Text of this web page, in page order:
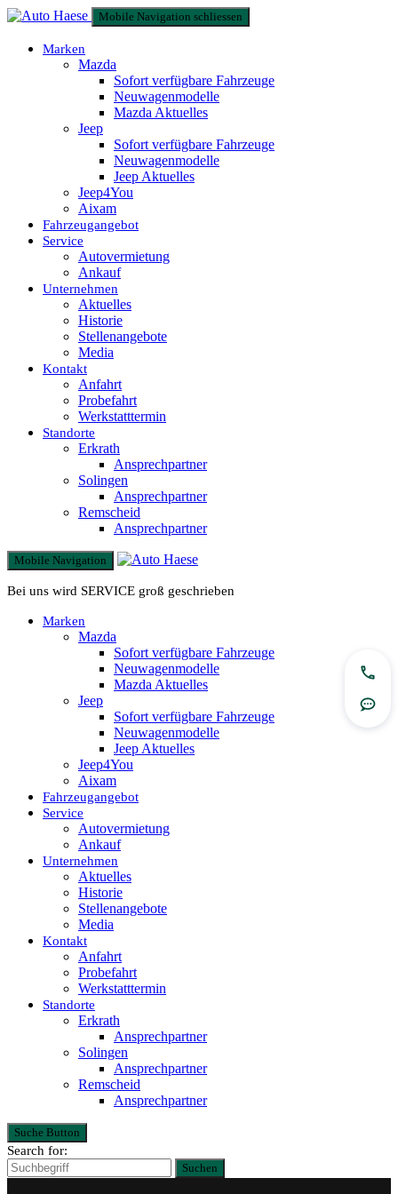
Mobile Navigation schliessen
Marken
Mazda
Sofort verfügbare Fahrzeuge
Neuwagenmodelle
Mazda Aktuelles
Jeep
Sofort verfügbare Fahrzeuge
Neuwagenmodelle
Jeep Aktuelles
Jeep4You
Aixam
Fahrzeugangebot
Service
Autovermietung
Ankauf
Unternehmen
Aktuelles
Historie
Stellenangebote
Media
Kontakt
Anfahrt
Probefahrt
Werkstatttermin
Standorte
Erkrath
Ansprechpartner
Solingen
Ansprechpartner
Remscheid
Ansprechpartner
Mobile Navigation
Bei uns wird SERVICE groß geschrieben
Marken
Mazda
Sofort verfügbare Fahrzeuge
Neuwagenmodelle
Mazda Aktuelles
Jeep
Sofort verfügbare Fahrzeuge
Neuwagenmodelle
Jeep Aktuelles
Jeep4You
Aixam
Fahrzeugangebot
Service
Autovermietung
Ankauf
Unternehmen
Aktuelles
Historie
Stellenangebote
Media
Kontakt
Anfahrt
Probefahrt
Werkstatttermin
Standorte
Erkrath
Ansprechpartner
Solingen
Ansprechpartner
Remscheid
Ansprechpartner
Suche Button
Search for:
Suchen
Jetzt